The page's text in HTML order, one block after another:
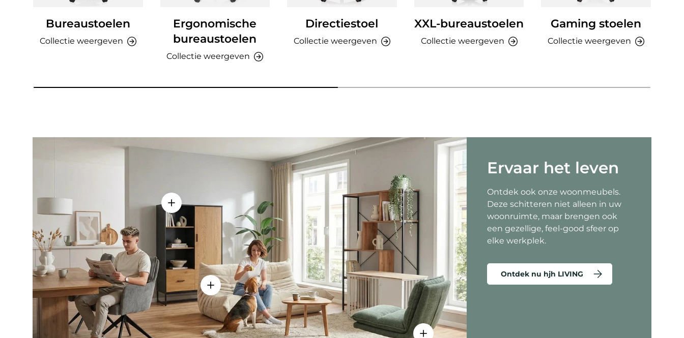
Bureaustoelen
Collectie weergeven
Ergonomische
bureaustoelen
Collectie weergeven
Directiestoel
Collectie weergeven
XXL-bureaustoelen
Collectie weergeven
Gaming stoelen
Collectie weergeven
Details weergeven - Criss-Cross 20 - Lounge stoel
Details weergeven - AMIO H - Kantoorkast
Details weergeven - Sitzolo 2 - Lounge stoel
Ervaar het leven
Ontdek ook onze woonmeubels.
Deze schitteren niet alleen in uw
woonruimte, maar brengen ook
een gezellige, feel-good sfeer op
elke werkplek.
Ontdek nu hjh LIVING